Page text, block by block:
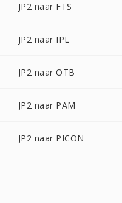
JP2 naar FTS
JP2 naar IPL
JP2 naar OTB
JP2 naar PAM
JP2 naar PICON